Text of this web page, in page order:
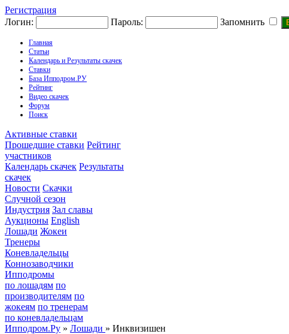
Регистрация
Логин:
Пароль: Запомнить
Главная
Статьи
Календарь и Результаты скачек
Ставки
База Ипподром.РУ
Рейтинг
Видео скачек
Форум
Поиск
Активные ставки
Прошедшие ставки Рейтинг
участников
Календарь скачек Результаты
скачек
Новости Скачки
Случной сезон
Индустрия Зал славы
Аукционы English
Лошади Жокеи
Тренеры
Коневладельцы
Коннозаводчики
Ипподромы
по лошадям по
производителям по
жокеям по тренерам
по коневладельцам
Ипподром.Ру » Лошади » Инквизишен